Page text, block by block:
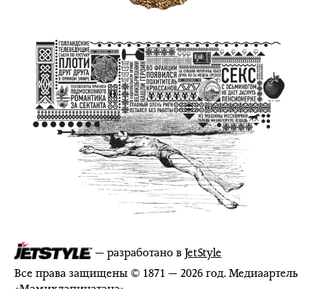
— разработано вJetStyle
Все права защищены © 1871 — 2026 год. Медиаартель